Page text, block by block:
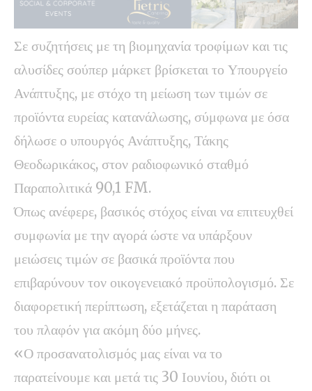
Σε συζητήσεις με τη βιομηχανία τροφίμων και τις
αλυσίδες σούπερ μάρκετ βρίσκεται το Υπουργείο
Ανάπτυξης, με στόχο τη μείωση των τιμών σε
προϊόντα ευρείας κατανάλωσης, σύμφωνα με όσα
δήλωσε ο υπουργός Ανάπτυξης, Τάκης
Θεοδωρικάκος, στον ραδιοφωνικό σταθμό
Παραπολιτικά 90,1 FM.
Όπως ανέφερε, βασικός στόχος είναι να επιτευχθεί
συμφωνία με την αγορά ώστε να υπάρξουν
μειώσεις τιμών σε βασικά προϊόντα που
επιβαρύνουν τον οικογενειακό προϋπολογισμό. Σε
διαφορετική περίπτωση, εξετάζεται η παράταση
του πλαφόν για ακόμη δύο μήνες.
«Ο προσανατολισμός μας είναι να το
παρατείνουμε και μετά τις 30 Ιουνίου, διότι οι